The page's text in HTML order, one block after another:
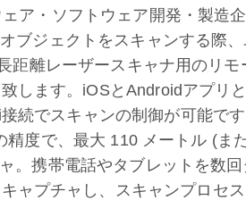
ア・ソフトウェア開発・製造
ブジェクトをスキャンする際、
距離レーザースキャナ用のリモ
します。iOSとAndroidアプリと
続でスキャンの制御が可能です
度で、最大 110 メートル (ま
。携帯電話やタブレットを数回
ャプチャし、スキャンプロセ